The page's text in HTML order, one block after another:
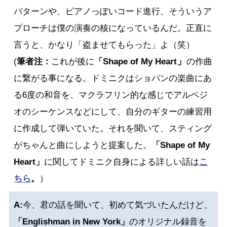
パターンや、ピアノっぽいコード進行、そういうア
プローチは僕の演奏の核になっているんだ。正直に
言うと、かなり「盗ませてもらった」よ（笑）
(筆者注： これが後に 「Shape of My Heart 」の作曲
に繋がる事になる。ドミニクはショパンの楽曲にあ
る6度の和音を、マクラフリン的な感じでアルペジ
オのシーケンスなどにして、自分のギターの練習用
に作成して弾いていた。それを聞いて、スティング
がちゃんと曲にしようと提案した。
「Shape of My
Heart」 に関してドミニク自身による詳しい話はこ
ち ら。 ）
A:今、君の話を聞いて、初めて気づいたんだけど、
「Englishman in New York」のオリジナル録音を